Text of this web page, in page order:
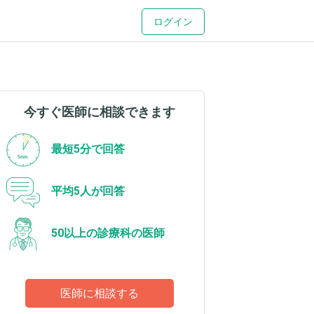
ログイン
今すぐ医師に相談できます
最短5分で回答
平均5人が回答
50以上の診療科の医師
医師に相談する